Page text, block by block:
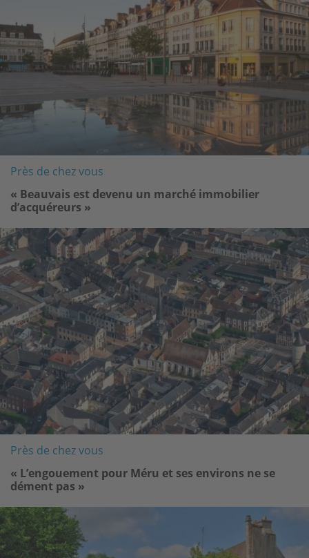
Près de chez vous
« Beauvais est devenu un marché immobilier
d’acquéreurs »
Image
Près de chez vous
« L’engouement pour Méru et ses environs ne se
dément pas »
Image